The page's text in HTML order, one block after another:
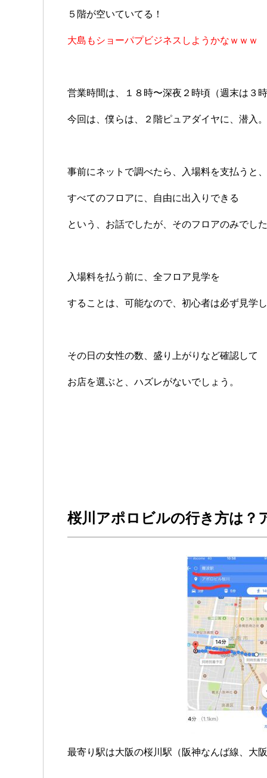
５階が空いていてる！
大島もショーパプビジネスしようかなｗｗｗ
営業時間は、１８時〜深夜２時頃（週末は３時
今回は、僕らは、２階ピュアダイヤに、潜入。
事前にネットで調べたら、入場料を支払うと、
すべてのフロアに、自由に出入りできる
という、お話でしたが、そのフロアのみでした
入場料を払う前に、全フロア見学を
することは、可能なので、初心者は必ず見学し
その日の女性の数、盛り上がりなど確認して
お店を選ぶと、ハズレがないでしょう。
桜川アポロビルの行き方は？
最寄り駅は大阪の桜川駅（阪神なんば線、大